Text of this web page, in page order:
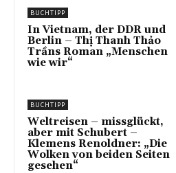
BUCHTIPP
In Vietnam, der DDR und
Berlin – Thị Thanh Thảo
Trầns Roman „Menschen
wie wir“
BUCHTIPP
Weltreisen – missglückt,
aber mit Schubert –
Klemens Renoldner: „Die
Wolken von beiden Seiten
gesehen“